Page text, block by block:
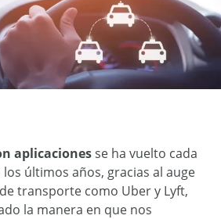
aplicacionesse ha vuelto cada
últimos años, gracias al auge
transporte como Uber y Lyft,
la manera en que nos